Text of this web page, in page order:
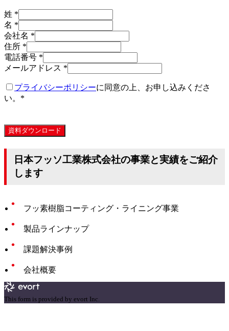
姓 *
名 *
会社名 *
住所 *
電話番号 *
メールアドレス *
プライバシーポリシーに同意の上、お申し込みくださ
い。 *
資料ダウンロード
日本フッソ工業株式会社の事業と実績をご紹介
します
フッ素樹脂コーティング・ライニング事業
製品ラインナップ
課題解決事例
会社概要
This form is provided by evort Inc.